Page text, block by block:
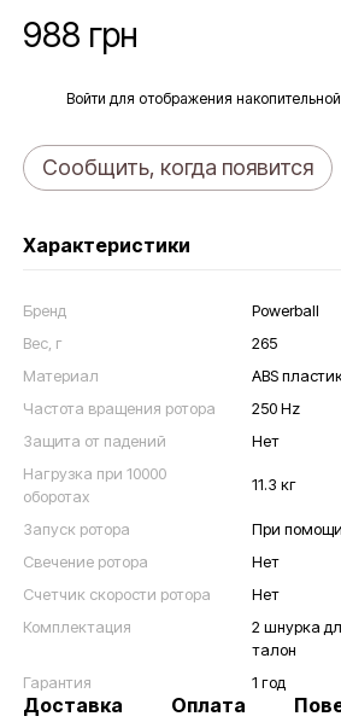
988 грн
Войти для отображения
Сообщить, когда появится
Характеристики
Бренд
Powerball
Вес, г
265
Материал
ABS
Частота вращения ротора
250 Hz
Защита от падений
Нет
Нагрузка при 10000
оборотах
11.3 кг
Запуск ротора
При
Свечение ротора
Нет
Счетчик скорости ротора
Нет
Комплектация
2 шнурка
талон
Гарантия
1 год
Доставка Оплата